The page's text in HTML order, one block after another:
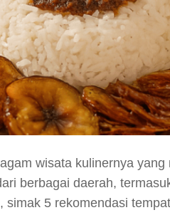
wisata kulinernya
berbagai daerah,
simak 5 rekomendasi